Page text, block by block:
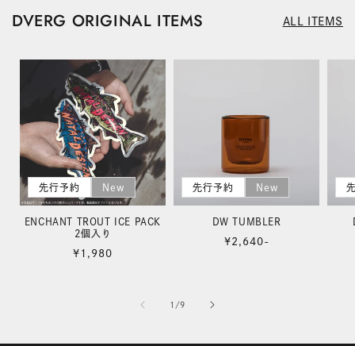
DVERG ORIGINAL ITEMS ALL ITEMS
先行予約 New
ENCHANT TROUT ICE PACK
2個入り
通
¥1,980
先行予約 New
DW TUMBLER
通
¥2,640-
1 /
の
9